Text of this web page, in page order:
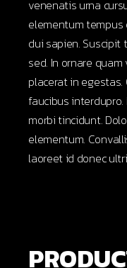
venenatis urna
elementum tempus
dui sapien. Suscipit
sed. In ornare
placerat in egestas.
faucibus
morbi tincidunt.
elementum.
laoreet id donec